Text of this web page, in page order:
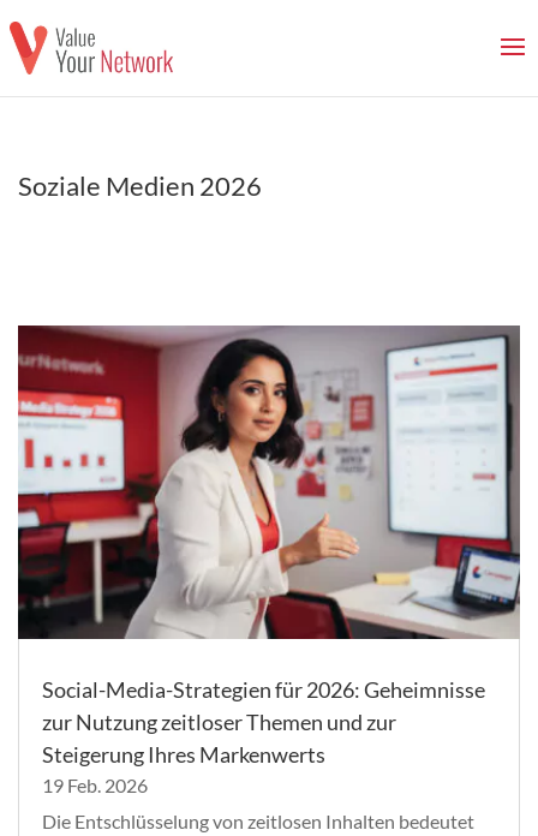
Soziale Medien 2026
Social-Media-Strategien für 2026: Geheimnisse
zur Nutzung zeitloser Themen und zur
Steigerung Ihres Markenwerts
19 Feb. 2026
Die Entschlüsselung von zeitlosen Inhalten bedeutet